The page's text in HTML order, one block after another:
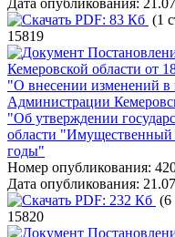
Дата опубликования:
PDF: 83 Кб (1
15819
Кемеровской области от
"О внесении изменений в
Администрации
"Об утверждении
области "Имущественный
годы"
Номер опубликования:
Дата опубликования:
PDF: 232 Кб (6
15820